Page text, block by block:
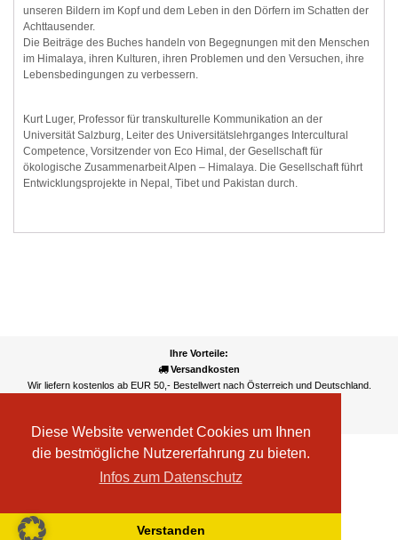
Diese Website verwendet Cookies um Ihnen
die bestmögliche Nutzererfahrung zu bieten.
Infos zum Datenschutz
Verstanden
unseren Bildern im Kopf und dem Leben in den Dörfern im Schatten der
Achttausender.
Die Beiträge des Buches handeln von Begegnungen mit den Menschen
im Himalaya, ihren Kulturen, ihren Problemen und den Versuchen, ihre
Lebensbedingungen zu verbessern.
Kurt Luger, Professor für transkulturelle Kommunikation an der
Universität Salzburg, Leiter des Universitätslehrganges Intercultural
Competence, Vorsitzender von Eco Himal, der Gesellschaft für
ökologische Zusammenarbeit Alpen – Himalaya. Die Gesellschaft führt
Entwicklungsprojekte in Nepal, Tibet und Pakistan durch.
Ihre Vorteile:
Versandkosten
Wir liefern kostenlos ab EUR 50,- Bestellwert nach Österreich und Deutschland.